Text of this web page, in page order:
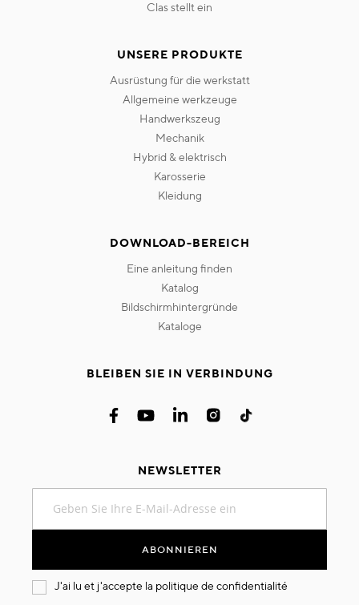
clas stellt ein
UNSERE PRODUKTE
ausrüstung für die werkstatt
allgemeine werkzeuge
handwerkszeug
mechanik
hybrid & elektrisch
karosserie
kleidung
DOWNLOAD-BEREICH
eine anleitung finden
katalog
bildschirmhintergründe
kataloge
BLEIBEN SIE IN VERBINDUNG
NEWSLETTER
sich
an:
ABONNIEREN
J'ai lu et j'accepte la politique de confidentialité